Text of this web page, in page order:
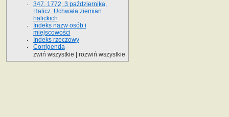
347. 1772, 3 października,
Halicz. Uchwała ziemian
halickich
Indeks nazw osób i
miejscowości
Indeks rzeczowy
Corrigenda
zwiń wszystkie
rozwiń wszystkie